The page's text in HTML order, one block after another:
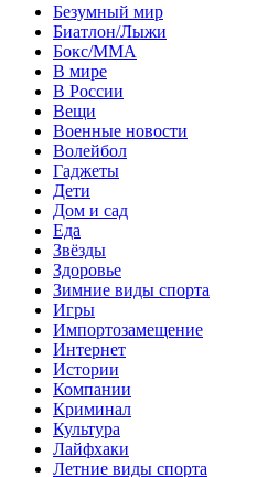
Безумный мир
Биатлон/Лыжи
Бокс/MMA
В мире
В России
Вещи
Военные новости
Волейбол
Гаджеты
Дети
Дом и сад
Еда
Звёзды
Здоровье
Зимние виды спорта
Игры
Импортозамещение
Интернет
Истории
Компании
Криминал
Культура
Лайфхаки
Летние виды спорта